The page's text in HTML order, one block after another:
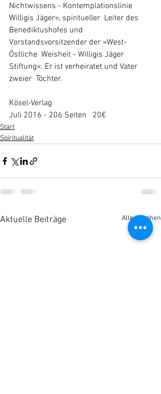
Nichtwissens - Kontemplationslinie
Willigis Jäger«, spiritueller  Leiter des
Benediktushofes und
Vorstandsvorsitzender der »West-
Östliche  Weisheit - Willigis Jäger
Stiftung«. Er ist verheiratet und Vater
zweier  Töchter.
Kösel-Verlag
Juli 2016 - 206 Seiten   20€
Start
Spiritualität
Aktuelle Beiträge Alle ansehen